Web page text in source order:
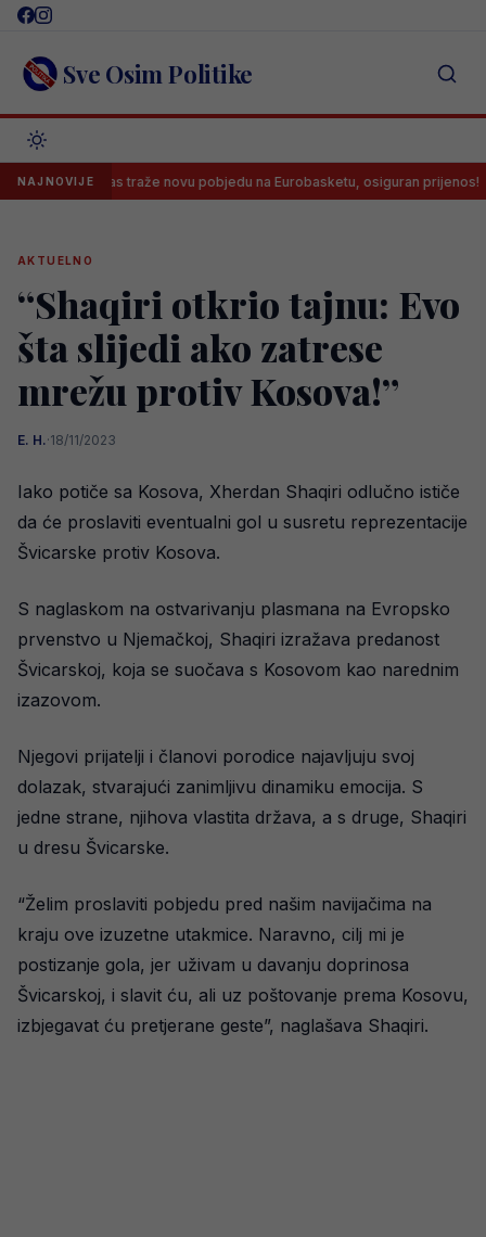
Skip
content Sve Osim Politike
NAJNOVIJE
danas traže novu pobjedu na Eurobasketu, osiguran prijenos!
AKTUELNO
“Shaqiri otkrio tajnu: Evo
šta slijedi ako zatrese
mrežu protiv Kosova!”
E. H.·18/11/2023
Iako potiče sa Kosova, Xherdan Shaqiri odlučno ističe
da će proslaviti eventualni gol u susretu reprezentacije
Švicarske protiv Kosova.
S naglaskom na ostvarivanju plasmana na Evropsko
prvenstvo u Njemačkoj, Shaqiri izražava predanost
Švicarskoj, koja se suočava s Kosovom kao narednim
izazovom.
Njegovi prijatelji i članovi porodice najavljuju svoj
dolazak, stvarajući zanimljivu dinamiku emocija. S
jedne strane, njihova vlastita država, a s druge, Shaqiri
u dresu Švicarske.
“Želim proslaviti pobjedu pred našim navijačima na
kraju ove izuzetne utakmice. Naravno, cilj mi je
postizanje gola, jer uživam u davanju doprinosa
Švicarskoj, i slavit ću, ali uz poštovanje prema Kosovu,
izbjegavat ću pretjerane geste”, naglašava Shaqiri.